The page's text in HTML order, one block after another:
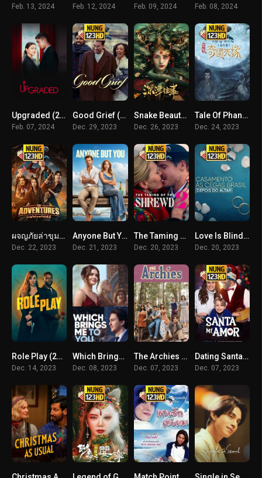
Feb. 13, 2024 Feb. 12, 2024 Feb. 09, 2024 Feb. 08, 2024
Upgraded (2024) รักฉบับอัปเกรด
Feb. 07, 2024
Good Grief (2024) ให้ตายเถอะความโศก
Dec. 29, 2023
Snake Beauty (2023) สระนาคาพิศวง
Dec. 26, 2023
Tale Of Phantom A Love Story (2023) ชะตานำพารัก
Dec. 24, 2023
ผจญภัยล่าขุมทรัพย์หมื่นลี้ (2023) The Adventures
Dec. 22, 2023
Anyone But You (2023) เกลียดนัก รักซะเลย
Dec. 21, 2023
The Taming of the Shrewd 2 (2023)
Dec. 20, 2023
Love Is Blind Brazil: After the Altar (2023) วิวาห์แปลกหน้า: บราซิล หลังงานแต่ง
Dec. 20, 2023
Role Play (2024) โรลเพลย์ สวมรอยมารัก
Dec. 14, 2023
Which Brings Me to You (2023) สิ่งที่พาฉันมาพบคุณ
Dec. 08, 2023
The Archies (2023) ดิ อาร์ชี่ส์
Dec. 07, 2023
Dating Santa (2023)
Dec. 07, 2023